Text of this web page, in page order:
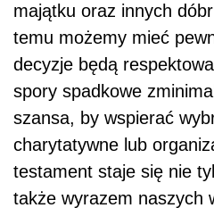
majątku oraz innych
temu możemy mieć
decyzje będą
spory spadkowe
szansa, by wspierać
charytatywne lub
testament staje się nie
także wyrazem naszych